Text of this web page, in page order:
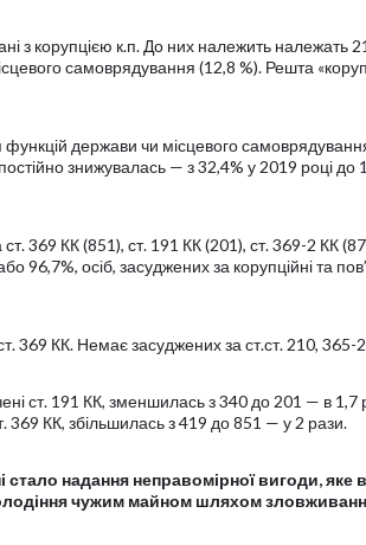
з корупцією к.п. До них належить належать
самоврядування (12,8 %). Решта
держави чи місцевого
постійно знижувалась — з 32,4% у 2019 році до
369 КК (851), ст. 191 КК (201), ст. 369-2 КК
96,7%, осіб, засуджених за корупційні та
369 КК. Немає засуджених за ст.ст. 210, 365-
ст. 191 КК, зменшилась з 340 до 201 — в 1,7
369 КК, збільшилась з 419 до 851 — у 2 рази.
надання неправомірної вигоди, яке
чужим майном шляхом